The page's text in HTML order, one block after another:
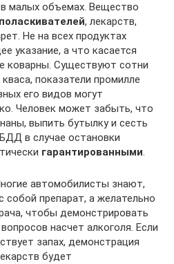
малых объемах. Вещество
, лекарств,
Не на всех продуктах
указание, а что касается
коварны. Существуют сотни
показатели промилле
его видов могут
Человек может забыть, что
выпить бутылку и сесть
в случае остановки
гарантированными.
автомобилисты знают,
собой препарат, а желательно
чтобы демонстрировать
насчет алкоголя. Если
запах, демонстрация
будет